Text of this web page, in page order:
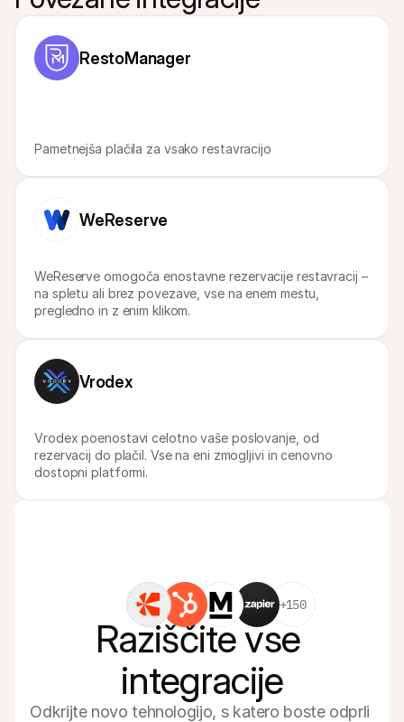
RestoManager
Pametnejša plačila za vsako restavracijo
WeReserve
WeReserve omogoča enostavne rezervacije restavracij –
na spletu ali brez povezave, vse na enem mestu,
pregledno in z enim klikom.
Vrodex
Vrodex poenostavi celotno vaše poslovanje, od
rezervacij do plačil. Vse na eni zmogljivi in cenovno
dostopni platformi.
+150
Raziščite vse
integracije
Odkrijte novo tehnologijo, s katero boste odprli
Za kupce
izpisku
Za stranke Mollie
Povežite se z našo ekipo za podporo strankam
Kontaktirajte prodajo